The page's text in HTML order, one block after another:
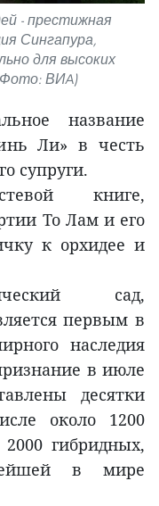
- престижная
Сингапура,
для высоких
ВИA)
название
Ли» в честь
супруги.
книге,
То Лам и его
к орхидее и
сад,
первым в
наследия
в июле
десятки
около 1200
гибридных,
в мире